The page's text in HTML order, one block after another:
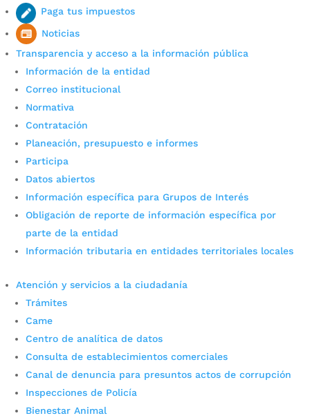
Paga tus impuestos
Noticias
Transparencia y acceso a la información pública
Información de la entidad
Correo institucional
Normativa
Contratación
Planeación, presupuesto e informes
Participa
Datos abiertos
Información específica para Grupos de Interés
Obligación de reporte de información específica por
parte de la entidad
Información tributaria en entidades territoriales locales
Atención y servicios a la ciudadanía
Trámites
Came
Centro de analítica de datos
Consulta de establecimientos comerciales
Canal de denuncia para presuntos actos de corrupción
Inspecciones de Policía
Bienestar Animal
Pío
por
Bajo la estrategia de Somos Locales, la Alcaldía de
‘Productos terminados, Artesanías y Plantas
ornamentales’, evento que reunirá a 25 mujeres
emprendedoras del Corregimiento 3, se...
Espacio público
porAlexander Sanchez|Sep 15, 2021|
Bucaramanga avanza
Ciudad Jardín Plan Maestro quebrada la iglesia
Público en Bucaramanga Normativa Manual del
Espacio Público de Bucaramanga versión 01
Manual del Espacio Público 2008 Diagnostico...
Familia
porAlexander Sanchez|Sep 13, 2021|
Bucaramanga avanza